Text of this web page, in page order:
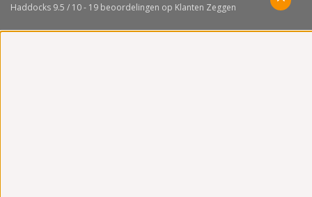
Haddocks 9.5 / 10- 19 beoordelingen op Klanten Zeggen